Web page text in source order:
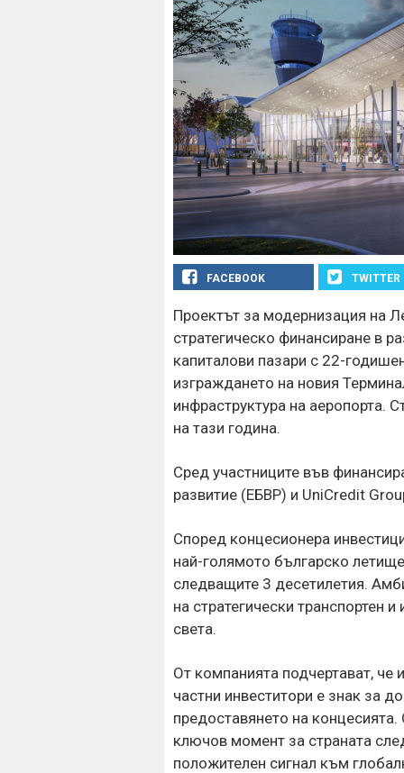
FACEBOOK TWITTER
Проектът за модернизация на
стратегическо финансиране в
капиталови пазари с 22-
изграждането на новия
инфраструктура на аеропорта.
на тази година.
Сред участниците във
развитие (ЕБВР) и UniCredit
Според концесионера
най-голямото българско
следващите 3 десетилетия.
на стратегически транспортен
света.
От компанията подчертават, че
частни инвеститори е знак за
предоставянето на
ключов момент за страната
положителен сигнал към